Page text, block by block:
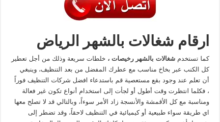
ارقام شغالات بالشهر الرياض
كما تستخدمشغالات بالشهر رخيصات ، خلطات سريعة وذلك من أجل تعطير
كل الكنب عبر بخاخ مناسب مع عطرك المفضل من بعد التنظيف، وينبغي
أن تعلم عند وجود بقع مستعصية قم باستدعاء افضل شركات التنظيف فوراً
، فكلما انتظرت وقت أطول أو لجأت إلى استخدام أنواع تكون غير فعالة
ومناسبة مع كل الأقمشة والأنسجة زاد الأمر سوءاً، وبالتالي قد لا تصلح معها
اي طريقة سواء طبيعية أو كيميائية في التنظيف لاحقاً، وقد تضطر إلى